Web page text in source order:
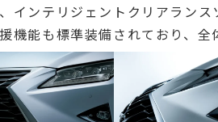
インテリジェントクリアラン
機能も標準装備されており、全